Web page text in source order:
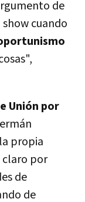
de
cuando
Unión por
propia
claro por
de
de